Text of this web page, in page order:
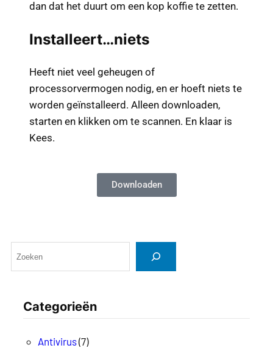
dan dat het duurt om een kop koffie te zetten.
Installeert…niets
Heeft niet veel geheugen of
processorvermogen nodig, en er hoeft niets te
worden geïnstalleerd. Alleen downloaden,
starten en klikken om te scannen. En klaar is
Kees.
Downloaden
Categorieën
Antivirus(7)